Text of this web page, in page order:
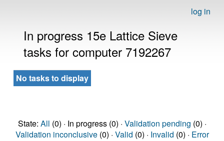
log in
In progress 15e Lattice Sieve
tasks for computer 7192267
No tasks to display
State: All (0) · In progress (0) · Validation pending (0) ·
Validation inconclusive(0) · Valid (0) · Invalid (0) · Error